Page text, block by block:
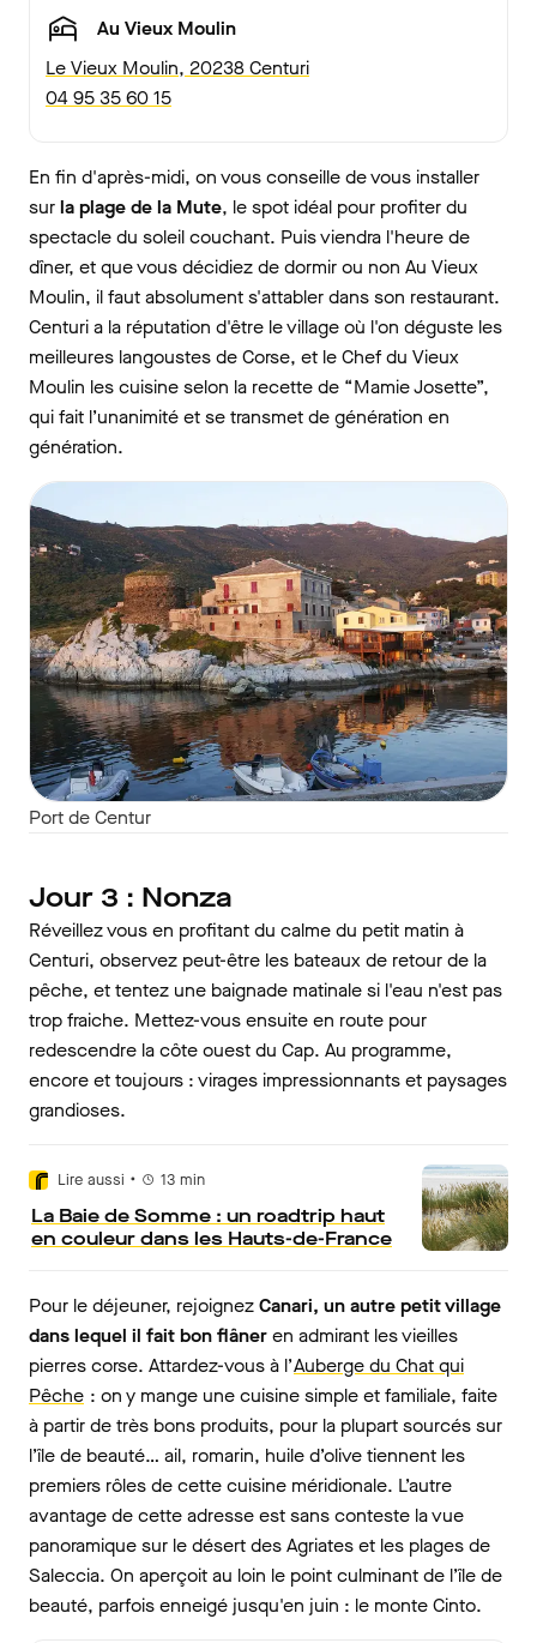
Au Vieux Moulin
Le Vieux Moulin, 20238 Centuri
04 95 35 60 15
En fin d'après-midi, on vous conseille de vous installer
surla plage de la Mute, le spot idéal pour profiter du
spectacle du soleil couchant. Puis viendra l'heure de
dîner, et que vous décidiez de dormir ou non Au Vieux
Moulin, il faut absolument s'attabler dans son restaurant.
Centuri a la réputation d'être le village où l'on déguste les
meilleures langoustes de Corse, et le Chef du Vieux
Moulin les cuisine selon la recette de “Mamie Josette”,
qui fait l’unanimité et se transmet de génération en
génération.
Port de Centur
Jour 3 : Nonza
Réveillez vous en profitant du calme du petit matin à
Centuri, observez peut-être les bateaux de retour de la
pêche, et tentez une baignade matinale si l'eau n'est pas
trop fraiche. Mettez-vous ensuite en route pour
redescendre la côte ouest du Cap. Au programme,
encore et toujours : virages impressionnants et paysages
grandioses.
Lire aussi • 13 min
La Baie de Somme : un roadtrip haut
en couleur dans les Hauts-de-France
Pour le déjeuner, rejoignezCanari, un autre petit village
dans lequel il fait bon flâneren admirant les vieilles
pierres corse. Attardez-vous à l’Auberge du Chat qui
Pêche : on y mange une cuisine simple et familiale, faite
à partir de très bons produits, pour la plupart sourcés sur
l’île de beauté… ail, romarin, huile d’olive tiennent les
premiers rôles de cette cuisine méridionale. L’autre
avantage de cette adresse est sans conteste la vue
panoramique sur le désert des Agriates et les plages de
Saleccia. On aperçoit au loin le point culminant de l’île de
beauté, parfois enneigé jusqu'en juin : le monte Cinto.